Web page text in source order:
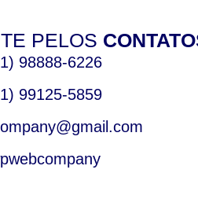
PELOS
98888-6226
99125-5859